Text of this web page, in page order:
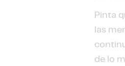
Pinta
las
de lo